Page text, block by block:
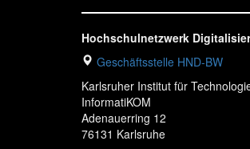
Hochschulnetzwerk
Geschäftsstelle HND-BW
Karlsruher Institut für
InformatiKOM
Adenauerring 12
76131 Karlsruhe